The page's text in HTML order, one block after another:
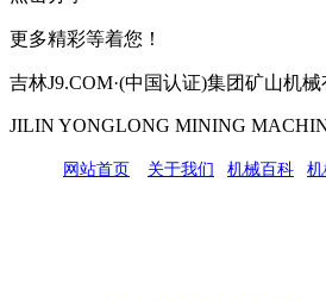
更多精彩等着您！
吉林J9.COM·(中国认证)集团矿山机械
JILIN YONGLONG MINING
网站首页 关于我们 机械百科